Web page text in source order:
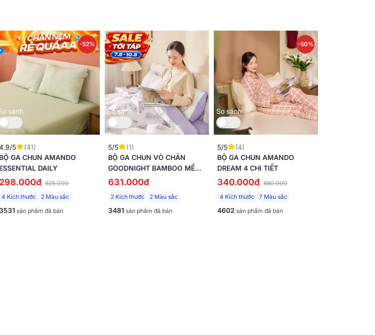
mềm mại, mang lại tính thẩm mỹ cao và cảm giác êm ái. Chất vải từ cotton tự nhiên giúp
đặc tính chống khuẩn và an toàn cho làn da, giúp cho giấc ngủ của bạn luôn thoải mái
tỉ mỉ và khắt khe trong từng chất liệu, quy trình sản xuất cho đến thiết kế để tôn vinh nét
để cảm nhận "giấc ngủ châu Âu" trong tầm nay.
thực tế do điều kiện chụp và thiết bị hiển thị. Mong quý khách thông cảm cho sự khác
ngũ của chúng tôi hỗ trợ.
sánh
-52%
5
(41)
BỘ GA CHUN AMANDO
ESSENTIAL DAILY
298.000đ 625.000
4 Kích thước
2 Màu sắc
sản phẩm đã bán
So sánh
5/5
(1)
BỘ GA CHUN VỎ CHĂN
GOODNIGHT BAMBOO MỀM
MẠI, ĐIỀU HÒA THÂN NHIỆT
631.000đ
2 Kích thước 2 Màu sắc
3481 sản phẩm đã bán
So sánh
-50%
5/5
(4)
BỘ GA CHUN AMANDO
DREAM 4 CHI TIẾT
340.000đ 680.000
4 Kích thước
7 Màu sắc
4602 sản phẩm đã bán